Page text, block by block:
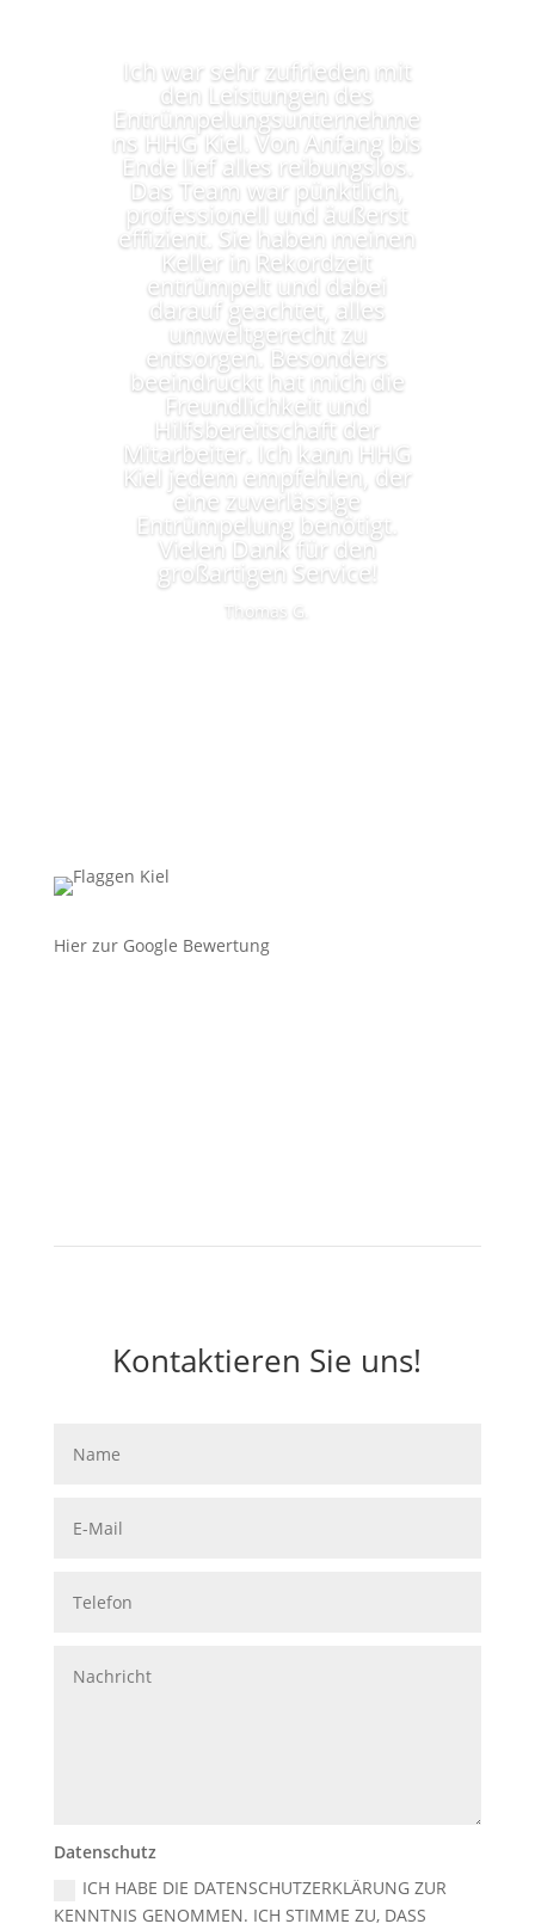
Ich war sehr zufrieden mit
den Leistungen des
Entrümpelungsunternehme
ns HHG Kiel. Von Anfang bis
Ende lief alles reibungslos.
Das Team war pünktlich,
professionell und äußerst
effizient. Sie haben meinen
Keller in Rekordzeit
entrümpelt und dabei
darauf geachtet, alles
umweltgerecht zu
entsorgen. Besonders
beeindruckt hat mich die
Freundlichkeit und
Hilfsbereitschaft der
Mitarbeiter. Ich kann HHG
Kiel jedem empfehlen, der
eine zuverlässige
Entrümpelung benötigt.
Vielen Dank für den
großartigen Service!
Thomas G.
Hier zur Google Bewertung
Kontaktieren Sie uns!
Datenschutz
ICH HABE DIE DATENSCHUTZERKLÄRUNG ZUR
KENNTNIS GENOMMEN. ICH STIMME ZU, DASS